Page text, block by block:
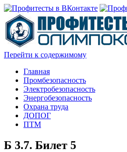
Перейти к содержимому
Главная
Промбезопасность
Электробезопасность
Энергобезопасность
Охрана труда
ДОПОГ
ПТМ
Б 3.7. Билет 5